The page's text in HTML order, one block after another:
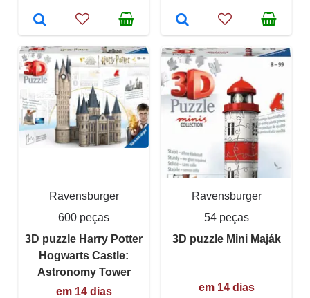
Ravensburger
600 peças
3D puzzle Harry Potter
Hogwarts Castle:
Astronomy Tower
em 14 dias
Ravensburger
54 peças
3D puzzle Mini Maják
em 14 dias